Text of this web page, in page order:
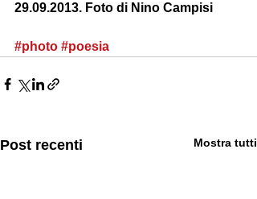
29.09.2013. Foto di Nino Campisi
#photo #poesia
Post recenti Mostra tutti